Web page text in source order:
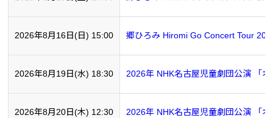
2026年8月16日(日) 15:00 郷ひろみ Hiromi Go Concert Tour
2026年8月19日(水) 18:30 2026年 NHK名古屋児童劇団公演 「
2026年8月20日(木) 12:30 2026年 NHK名古屋児童劇団公演 「